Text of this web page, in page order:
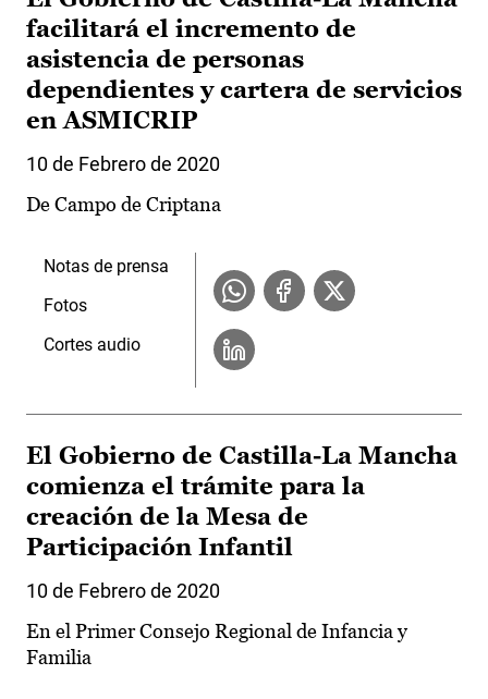
facilitará el incremento de
asistencia de personas
dependientes y cartera de servicios
en ASMICRIP
10 de Febrero de 2020
De Campo de Criptana
Notas de prensa
Fotos
Cortes audio
El Gobierno de Castilla-La Mancha
comienza el trámite para la
creación de la Mesa de
Participación Infantil
10 de Febrero de 2020
En el Primer Consejo Regional de Infancia y
Familia